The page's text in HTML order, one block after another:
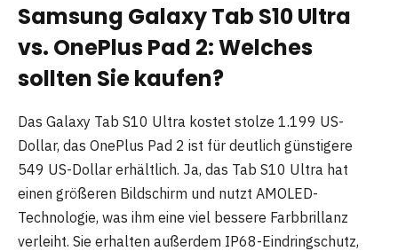
Samsung Galaxy Tab S10 Ultra
vs. OnePlus Pad 2: Welches
sollten Sie kaufen?
Das Galaxy Tab S10 Ultra kostet stolze 1.199 US-
Dollar, das OnePlus Pad 2 ist für deutlich günstigere
549 US-Dollar erhältlich. Ja, das Tab S10 Ultra hat
einen größeren Bildschirm und nutzt AMOLED-
Technologie, was ihm eine viel bessere Farbbrillanz
verleiht. Sie erhalten außerdem IP68-Eindringschutz,